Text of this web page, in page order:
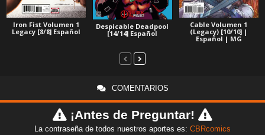
Iron Fist Volumen 1
Legacy [8/8] Español
Despicable Deadpool
[14/14] Español
Cable Volumen 1
(Legacy) [10/10] |
Español | MG
COMENTARIOS
¡Antes de Preguntar!
La contraseña de todos nuestros aportes es: CBRcomics